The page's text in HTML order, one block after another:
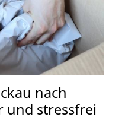
nach
und stressfrei